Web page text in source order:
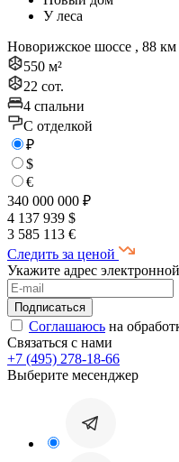
У леса
Новорижское шоссе , 88
550 м²
22 сот.
4 спальни
C отделкой
₽
$
€
340 000 000 ₽
4 137 939 $
3 585 113 €
Следить за ценой
Укажите адрес
Соглашаюсь на
Связаться с нами
+7 (495) 278-18-66
Выберите месенджер